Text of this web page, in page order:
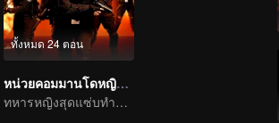
ทั้งหมด 24 ตอน
หน่วยคอมมานโดหญิงแกร่ง
ทหารหญิงสุดแซ่บทำลายล้างเหล่าร้าย